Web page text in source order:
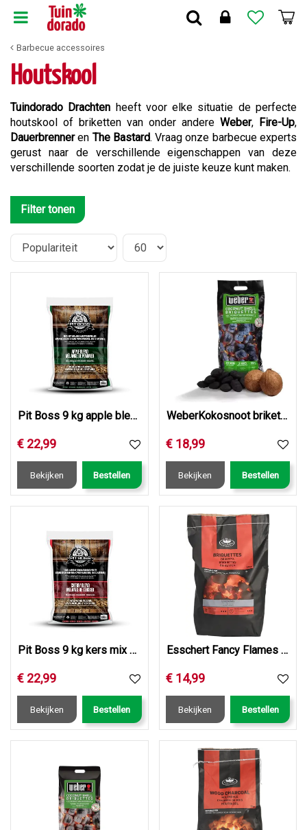
Barbecue accessoires
Houtskool
Tuindorado Drachten heeft voor elke situatie de perfecte
houtskool of briketten van onder andere Weber, Fire-Up,
Dauerbrenneren The Bastard. Vraag onze barbecue experts
gerust naar de verschillende eigenschappen van deze
verschillende soorten zodat je de juiste keuze kunt maken.
Filter tonen
Pit Boss 9 kg apple blend hardhout pellets
€ 22,99
Bekijken Bestellen
WeberKokosnoot briketten 8kg
€ 18,99
Bekijken Bestellen
Pit Boss 9 kg kers mix hardhout pellets
€ 22,99
Bekijken Bestellen
Esschert Fancy Flames briketten 10 kg
€ 14,99
Bekijken Bestellen